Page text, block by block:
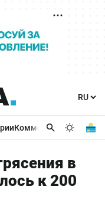
КомментарииБизнес
в
к 200